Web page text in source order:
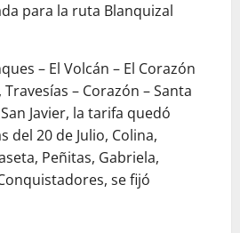
para la ruta Blanquizal
– El Volcán – El Corazón
– Corazón – Santa
Javier, la tarifa quedó
del 20 de Julio, Colina,
Peñitas, Gabriela,
se fijó